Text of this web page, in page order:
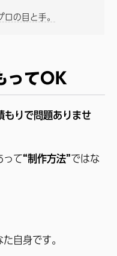
の目と手。
ってOK
もりで問題ありませ
って“制作方法”ではな
自身です。